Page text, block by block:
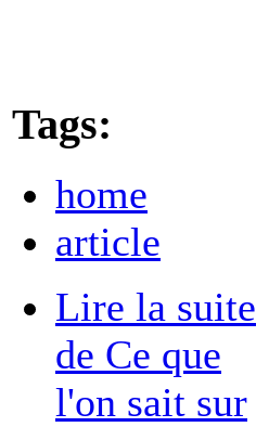
Tags:
home
article
Lire la suite
de Ce que
l'on sait sur